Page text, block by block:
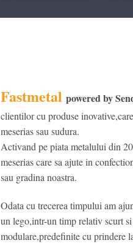
Fastmetal powered by
clientilor cu produse
meserias sau sudura.
Activand pe piata metalului din
meserias care sa ajute in
sau gradina noastra.
Odata cu trecerea timpului am
un lego,intr-un timp relativ scurt
modulare,predefinite cu prindere